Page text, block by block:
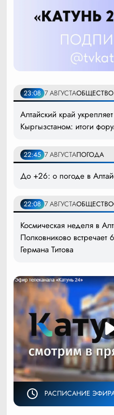
23:08 7 АВГУСТАОБЩЕСТВО
Алтайский край
Кыргызстаном: итоги
22:45 7 АВГУСТАПОГОДА
До +26: о погоде в
22:08 7 АВГУСТАОБЩЕСТВО
Космическая неделя в
Полковниково встречает
Германа Титова
РАСПИСАНИЕ